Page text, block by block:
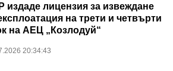
издаде лицензия за извеждане
на трети и четвърти
на АЕЦ „Козлодуй“
20:34:43